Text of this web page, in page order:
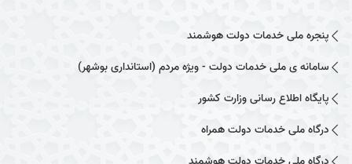
پنجره ملی خدمات دولت هوشمند
سامانه ی ملی خدمات دولت - ویژه مردم (استانداری بوشهر)
پایگاه اطلاع رسانی وزارت کشور
درگاه ملی خدمات دولت همراه